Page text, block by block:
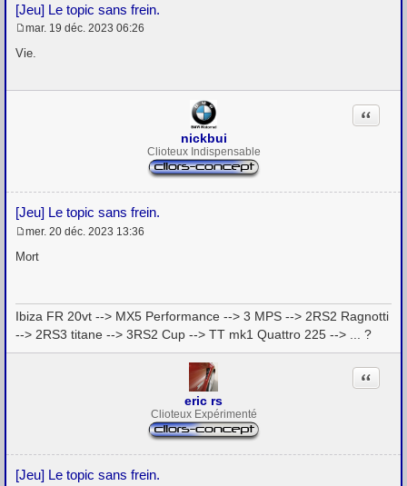
[Jeu] Le topic sans frein.
e
a
mar. 19 déc. 2023 06:26
Vie.
nickbui
Clioteux Indispensable
[Jeu] Le topic sans frein.
Citation
e
g
e
mer. 20 déc. 2023 13:36
Mort
Ibiza FR 20vt --> MX5 Performance --> 3 MPS --> 2RS2 Ragnotti
--> 2RS3 titane --> 3RS2 Cup --> TT mk1 Quattro 225 --> ... ?
eric rs
Clioteux Expérimenté
[Jeu] Le topic sans frein.
Citation